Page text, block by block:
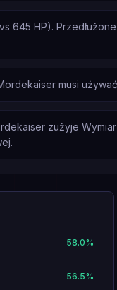
645 HP).
musi
zużyje
58.0%
56.5%